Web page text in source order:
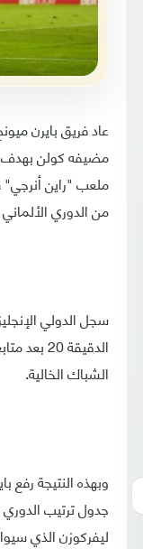
عاد فريق بايرن
مضيفه كولن بهدف
ملعب "راين أنرجي"
من الدوري
سجل الدولي
الدقيقة
الشباك الخالية.
جدول ترتيب الدوري
ليفركوزن الذي